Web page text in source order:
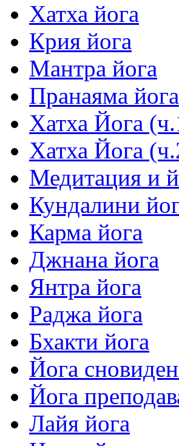
Хатха йога
Крия йога
Мантра йога
Пранаяма йога
Хатха Йога
Хатха Йога
Медитация и
Кундалини
Карма йога
Джнана йога
Янтра йога
Раджа йога
Бхакти йога
Йога
Йога
Лайя йога